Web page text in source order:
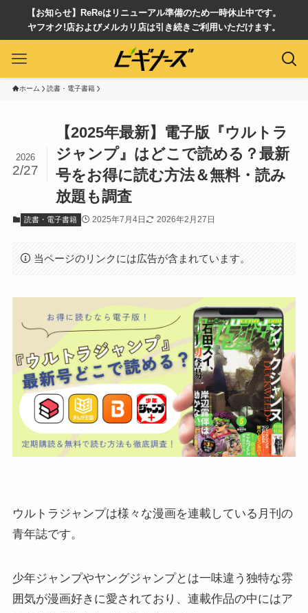
【お知らせ】ReReはリニューアル準備のため一時休止中です。
ヤフオク!店およびメルカリ店は引き続きご利用いただけます。
ホーム 読書・電子書籍
【2025年最新】電子版『ウルトラ
ジャンプ』はどこで読める？最新
号をお得に読む方法＆無料・読み
放題も調査
2026
2/27
読書・電子書籍 2025年7月4日 2026年2月27日
当ページのリンクには広告が含まれています。
ウルトラジャンプは様々な漫画を連載している月刊の
青年誌です。
少年ジャンプやヤングジャンプとは一味違う独特な雰
囲気が漫画好きに愛されており、連載作品の中にはア